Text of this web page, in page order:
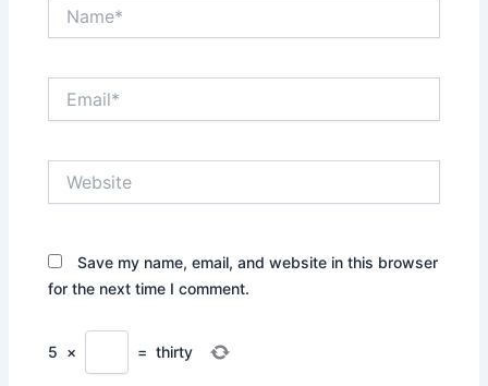
Save my name, email, and website in this browser
for the next time I comment.
5 × = thirty